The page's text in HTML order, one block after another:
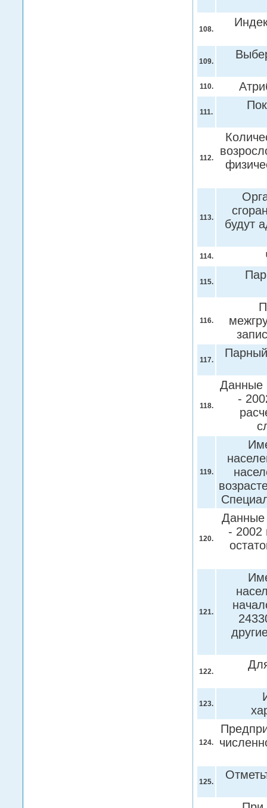
108.
109.
110.
111.
112.
113.
будут
114.
115.
116.
117.
118.
Данные
-
119.
120.
Данные
- 2002
121.
122.
123.
124.
125.